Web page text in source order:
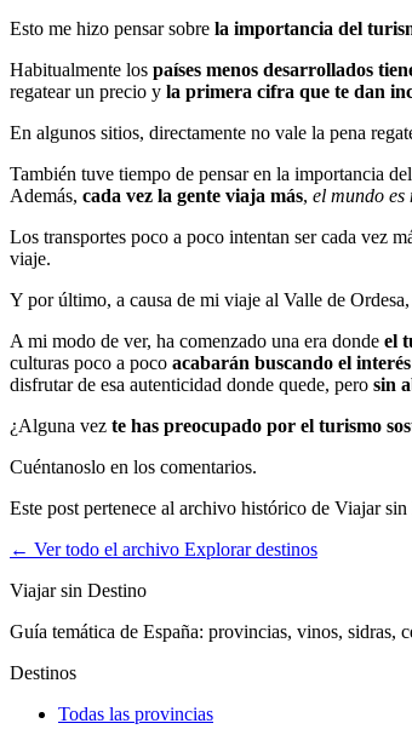
Esto me hizo pensar sobre la importancia del
Habitualmente los países menos desarrollados
regatear un precio y la primera cifra que te dan
En algunos sitios, directamente no vale la pena
También tuve tiempo de pensar en la importancia
Además, cada vez la gente viaja más, el mundo es
Los transportes poco a poco intentan ser cada vez
viaje.
Y por último, a causa de mi viaje al Valle de
A mi modo de ver, ha comenzado una era donde el
culturas poco a poco acabarán buscando el
disfrutar de esa autenticidad donde quede, pero sin
¿Alguna vez te has preocupado por el turismo
Cuéntanoslo en los comentarios.
Este post pertenece al archivo histórico de Viajar
← Ver todo el archivo Explorar destinos
Viajar sin Destino
Guía temática de España: provincias, vinos, sidras,
Destinos
Todas las provincias